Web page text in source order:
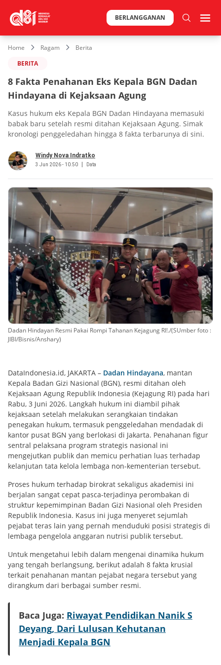
BERLANGGANAN
Home Ragam
Berita
BERITA
8 Fakta Penahanan Eks Kepala BGN Dadan
Hindayana di Kejaksaan Agung
Kasus hukum eks Kepala BGN Dadan Hindayana memasuki
babak baru setelah resmi ditahan Kejaksaan Agung. Simak
kronologi penggeledahan hingga 8 fakta terbarunya di sini.
Windy Nova Indratko
3 Jun 2026 - 10.50 Data
Dadan Hindayan Resmi Pakai Rompi Tahanan Kejagung RI!./(SUmber foto :
JIBI/Bisnis/Anshary)
DataIndonesia.id, JAKARTA – Dadan Hindayana, mantan
Kepala Badan Gizi Nasional (BGN), resmi ditahan oleh
Kejaksaan Agung Republik Indonesia (Kejagung RI) pada hari
Rabu, 3 Juni 2026. Langkah hukum ini diambil pihak
kejaksaan setelah melakukan serangkaian tindakan
penegakan hukum, termasuk penggeledahan mendadak di
kantor pusat BGN yang berlokasi di Jakarta. Penahanan figur
sentral pelaksana program strategis nasional ini
mengejutkan publik dan memicu perhatian luas terhadap
kelanjutan tata kelola lembaga non-kementerian tersebut.
Proses hukum terhadap birokrat sekaligus akademisi ini
berjalan sangat cepat pasca-terjadinya perombakan di
struktur kepemimpinan Badan Gizi Nasional oleh Presiden
Republik Indonesia. Kasus ini juga menyeret sejumlah
pejabat teras lain yang pernah menduduki posisi strategis di
lembaga pengelola anggaran nutrisi publik tersebut.
Untuk mengetahui lebih dalam mengenai dinamika hukum
yang tengah berlangsung, berikut adalah 8 fakta krusial
terkait penahanan mantan pejabat negara tersebut yang
dirangkum dari berbagai sumber resmi.
Baca Juga: Riwayat Pendidikan Nanik S
Deyang, Dari Lulusan Kehutanan
Menjadi Kepala BGN